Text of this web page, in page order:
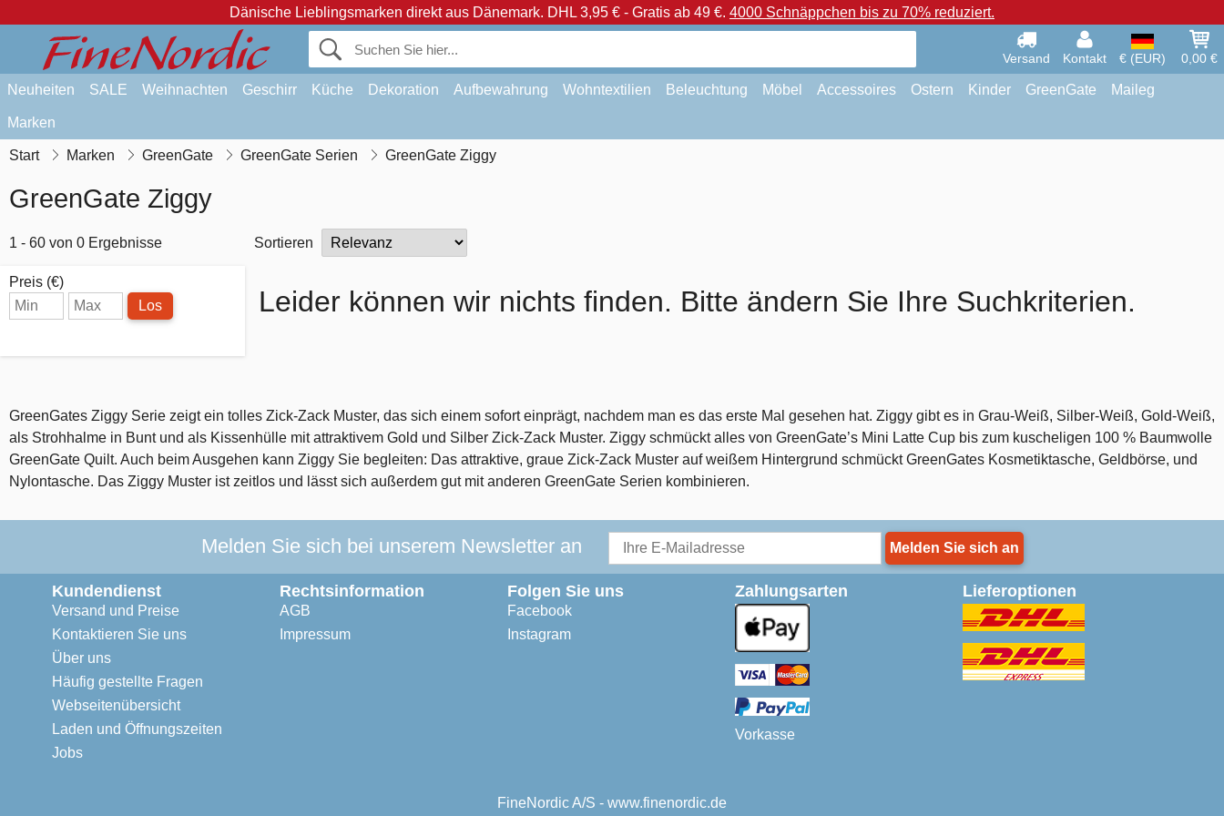
Dänische Lieblingsmarken direkt aus Dänemark. DHL 3,95 € - Gratis ab 49 €. 4000 Schnäppchen bis zu 70% reduziert.
Versand Kontakt € (EUR) 0,00 €
Neuheiten SALE Weihnachten Geschirr Küche Dekoration Aufbewahrung Wohntextilien Beleuchtung Möbel Accessoires Ostern Kinder GreenGate Maileg
Marken
Start Marken GreenGate GreenGate Serien GreenGate Ziggy
GreenGate Ziggy
1 - 60 von 0 Ergebnisse Sortieren
Preis (€)
Los
Leider können wir nichts finden. Bitte ändern Sie Ihre Suchkriterien.
GreenGates Ziggy Serie zeigt ein tolles Zick-Zack Muster, das sich einem sofort einprägt, nachdem man es das erste Mal gesehen hat. Ziggy gibt es in Grau-Weiß, Silber-Weiß, Gold-Weiß,
als Strohhalme in Bunt und als Kissenhülle mit attraktivem Gold und Silber Zick-Zack Muster. Ziggy schmückt alles von GreenGate’s Mini Latte Cup bis zum kuscheligen 100 % Baumwolle
GreenGate Quilt. Auch beim Ausgehen kann Ziggy Sie begleiten: Das attraktive, graue Zick-Zack Muster auf weißem Hintergrund schmückt GreenGates Kosmetiktasche, Geldbörse, und
Nylontasche. Das Ziggy Muster ist zeitlos und lässt sich außerdem gut mit anderen GreenGate Serien kombinieren.
Melden Sie sich bei unserem Newsletter an Melden Sie sich an
Kundendienst
Versand und Preise
Kontaktieren Sie uns
Über uns
Häufig gestellte Fragen
Webseitenübersicht
Laden und Öffnungszeiten
Jobs
Rechtsinformation
AGB
Impressum
Folgen Sie uns
Facebook
Instagram
Zahlungsarten
Vorkasse
Lieferoptionen
FineNordic A/S - www.finenordic.de